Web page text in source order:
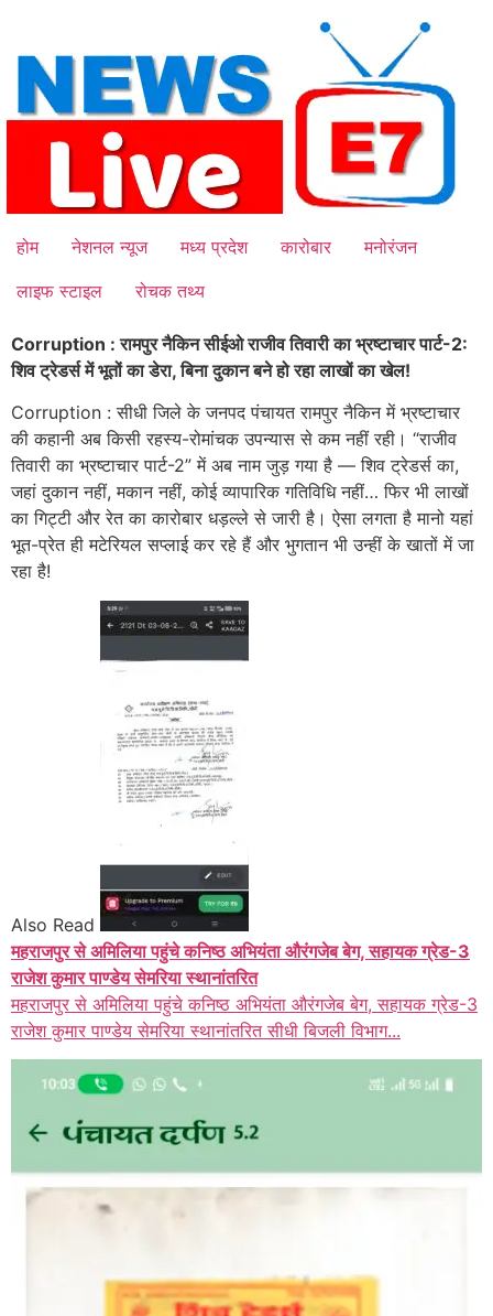
content
होम नेशनल न्यूज मध्य प्रदेश कारोबार
मनोरंजन
लाइफ स्टाइल
रोचक तथ्य
Corruption : रामपुर नैकिन सीईओ राजीव तिवारी का भ्रष्टाचार पार्ट-2:
शिव ट्रेडर्स में भूतों का डेरा, बिना दुकान बने हो रहा लाखों का खेल!
Corruption : सीधी जिले के जनपद पंचायत रामपुर नैकिन में भ्रष्टाचार
की कहानी अब किसी रहस्य-रोमांचक उपन्यास से कम नहीं रही। “राजीव
तिवारी का भ्रष्टाचार पार्ट-2” में अब नाम जुड़ गया है — शिव ट्रेडर्स का,
जहां दुकान नहीं, मकान नहीं, कोई व्यापारिक गतिविधि नहीं… फिर भी लाखों
का गिट्टी और रेत का कारोबार धड़ल्ले से जारी है। ऐसा लगता है मानो यहां
भूत-प्रेत ही मटेरियल सप्लाई कर रहे हैं और भुगतान भी उन्हीं के खातों में जा
रहा है!
Also Read
महराजपुर से अमिलिया पहुंचे कनिष्ठ अभियंता औरंगजेब बेग, सहायक ग्रेड-3
राजेश कुमार पाण्डेय सेमरिया स्थानांतरित
महराजपुर से अमिलिया पहुंचे कनिष्ठ अभियंता औरंगजेब बेग, सहायक ग्रेड-3
राजेश कुमार पाण्डेय सेमरिया स्थानांतरित सीधी बिजली विभाग...